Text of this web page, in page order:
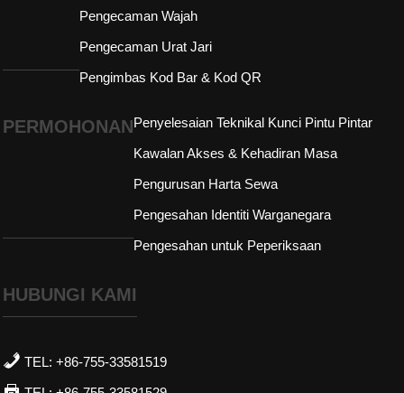
Pengecaman Wajah
Pengecaman Urat Jari
Pengimbas Kod Bar & Kod QR
PERMOHONANPenyelesaian Teknikal Kunci Pintu Pintar
Kawalan Akses & Kehadiran Masa
Pengurusan Harta Sewa
Pengesahan Identiti Warganegara
Pengesahan untuk Peperiksaan
HUBUNGI KAMI
TEL: +86-755-33581519